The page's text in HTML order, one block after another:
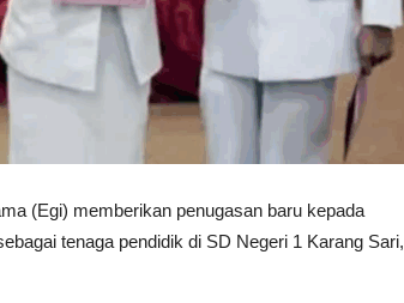
(Egi) memberikan penugasan baru kepada
tenaga pendidik di SD Negeri 1 Karang Sari,